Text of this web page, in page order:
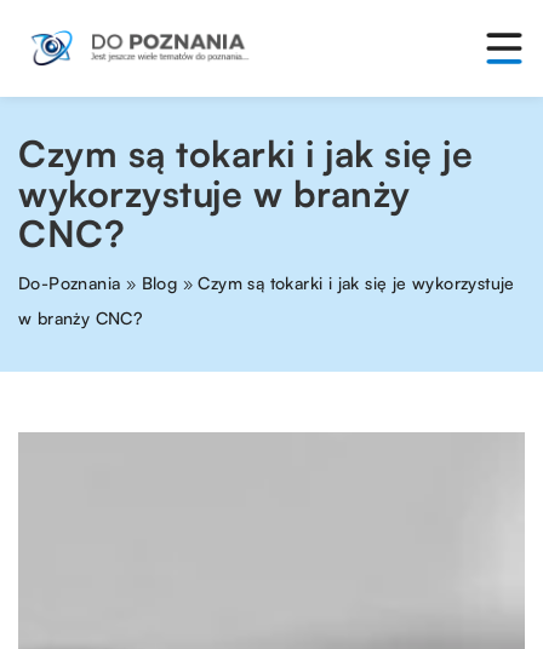
Czym są tokarki i jak się je
wykorzystuje w branży
CNC?
Do-Poznania » Blog »Czym są tokarki i jak się je wykorzystuje
w branży CNC?